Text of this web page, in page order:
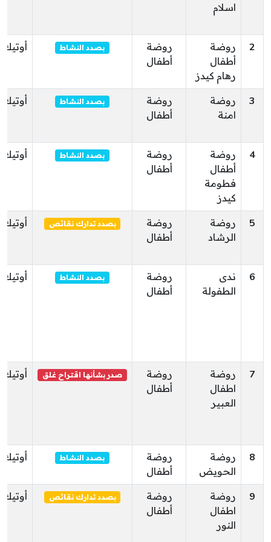
اسلام
2
روضة
أطفال
رهام كيدز
روضة
أطفال
بصدد النشاط أوتيك
3
روضة
امنة
روضة
أطفال
بصدد النشاط أوتيك
4
روضة
أطفال
فطومة
كيدز
روضة
أطفال
بصدد النشاط أوتيك
5
روضة
الرشاد
روضة
أطفال
بصدد تدارك نقائص أوتيك
6
ندى
الطفولة
روضة
أطفال
بصدد النشاط أوتيك
7
روضة
اطفال
العبير
روضة
أطفال
صدر بشأنها اقتراح غلق أوتيك
8
روضة
الحويض
روضة
أطفال
بصدد النشاط أوتيك
9
روضة
اطفال
النور
روضة
أطفال
بصدد تدارك نقائص أوتيك